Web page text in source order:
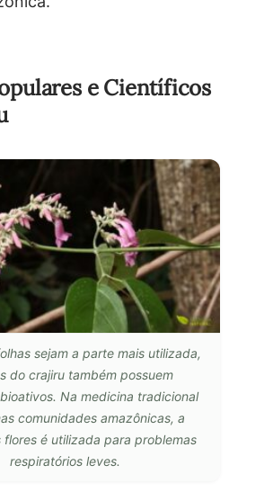
e Científicos
sejam a parte mais utilizada,
do crajiru também possuem
Na medicina tradicional
comunidades amazônicas, a
flores é utilizada para problemas
respiratórios leves.